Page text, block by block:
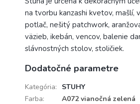
na tvorbu kanzashi kvetov, mašlí,
potlač, nešitý patchwork,
väzieb, ikebán, vencov, balenie
slávnostných stolov, stoličiek.
Dodatočné parametre
Kategória:
STUHY
Farba:
A072 vianočná zelená